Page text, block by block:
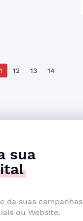
12 13 14
sua
da suas campanhas
ou Website.